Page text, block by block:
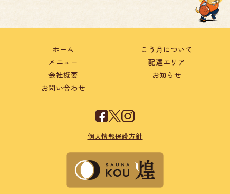
ホーム
こう月について
メニュー
配達エリア
会社概要
お知らせ
お問い合わせ
個人情報保護方針